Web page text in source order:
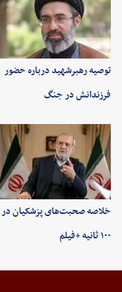
توصیه رهبرشهید درباره حضور
فرزندانش در جنگ
خلاصه صحبت‌های پزشکیان در
۱۰۰ ثانیه +فیلم